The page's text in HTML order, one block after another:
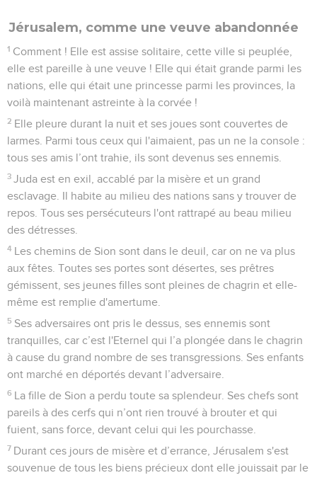
L'Eternel avait projeté de détruire les murs de la fille de
pour l’empêcher de tout engloutir. Il a plongé dans le deuil
remparts et murailles : ensemble ils dépérissent.
9
Ses portes se sont enfoncées dans la terre, il a démoli et
les nations. Il n'y a plus de loi. Même ses prophètes ne
reçoivent plus aucune vision de l'Eternel.
10
Les anciens de la fille de Sion sont assis par terre, ils
restent silencieux ; ils ont couvert leur tête de poussière, ils
se sont habillés de sacs. Les jeunes filles de Jérusalem
baissent la tête vers la terre.
11
tourmenté, ma bile se déverse par terre à cause du désastre
qui frappe la fille de mon peuple. Des enfants et des
nourrissons tombaient en défaillance sur les places de la
ville.
12 Ils disaient à leur mère : « Où y a-t-il du blé et du vin ? »
tandis qu’ils tombaient en défaillance comme des blessés
dans les rues de la ville, qu’ils rendaient l'âme sur la poitrine
de leur mère.
13
Que dois-je te dire ? A quoi te comparer, fille de
Jérusalem ? Quel exemple te donner pour te consoler,
vierge, fille de Sion ? En effet, ton désastre est aussi grand
que la mer. Qui pourra te guérir ?
14 Tes prophètes ont eu pour toi des visions sans valeur ni